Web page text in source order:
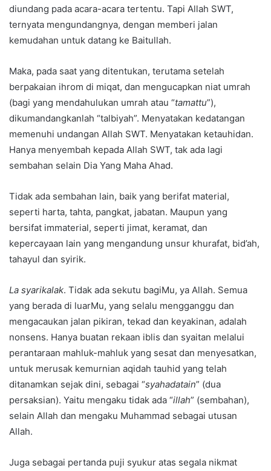
diundang pada acara-acara tertentu. Tapi Allah SWT,
ternyata mengundangnya, dengan memberi jalan
kemudahan untuk datang ke Baitullah.
Maka, pada saat yang ditentukan, terutama setelah
berpakaian ihrom di miqat, dan mengucapkan niat umrah
(bagi yang mendahulukan umrah atau “tamattu”),
dikumandangkanlah “talbiyah”. Menyatakan kedatangan
memenuhi undangan Allah SWT. Menyatakan ketauhidan.
Hanya menyembah kepada Allah SWT, tak ada lagi
sembahan selain Dia Yang Maha Ahad.
Tidak ada sembahan lain, baik yang berifat material,
seperti harta, tahta, pangkat, jabatan. Maupun yang
bersifat immaterial, seperti jimat, keramat, dan
kepercayaan lain yang mengandung unsur khurafat, bid’ah,
tahayul dan syirik.
La syarikalak. Tidak ada sekutu bagiMu, ya Allah. Semua
yang berada di luarMu, yang selalu mengganggu dan
mengacaukan jalan pikiran, tekad dan keyakinan, adalah
nonsens. Hanya buatan rekaan iblis dan syaitan melalui
perantaraan mahluk-mahluk yang sesat dan menyesatkan,
untuk merusak kemurnian aqidah tauhid yang telah
ditanamkan sejak dini, sebagai “syahadatain” (dua
persaksian). Yaitu mengaku tidak ada “illah” (sembahan),
selain Allah dan mengaku Muhammad sebagai utusan
Allah.
Juga sebagai pertanda puji syukur atas segala nikmat